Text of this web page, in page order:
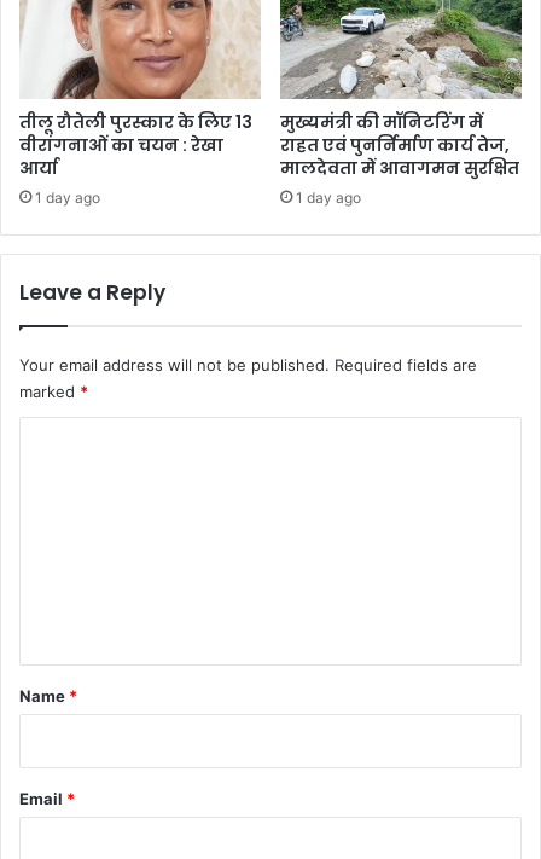
तीलू रौतेली पुरस्कार के लिए 13
वीरांगनाओं का चयन : रेखा
आर्या
1 day ago
मुख्यमंत्री की मॉनिटरिंग में
राहत एवं पुनर्निर्माण कार्य तेज,
मालदेवता में आवागमन सुरक्षित
1 day ago
Leave a Reply
Your email address will not be published. Required fields are
marked *
*
Name *
Email *